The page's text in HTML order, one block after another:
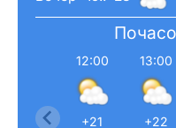
12:00
+21
13:00
+22